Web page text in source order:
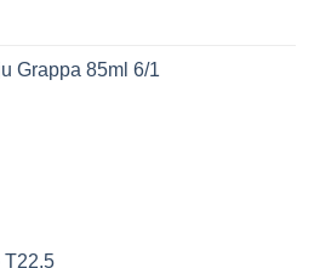
Grappa 85ml 6/1
T22,5